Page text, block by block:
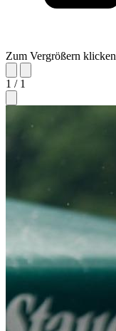
Zum Vergrößern klicken
1 / 1